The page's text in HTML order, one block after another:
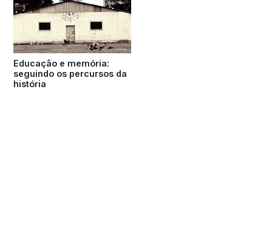
Educação e memória:
seguindo os percursos da
história